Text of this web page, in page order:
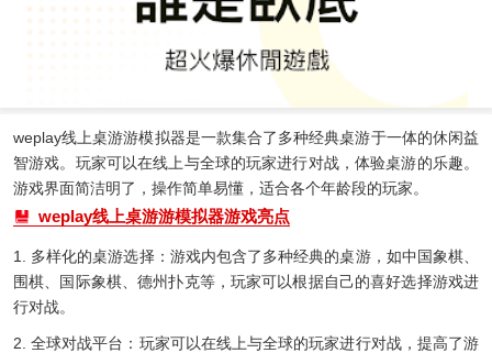
weplay线上桌游游模拟器是一款集合了多种经典桌游于一体的休闲益
智游戏。玩家可以在线上与全球的玩家进行对战，体验桌游的乐趣。
游戏界面简洁明了，操作简单易懂，适合各个年龄段的玩家。
weplay线上桌游游模拟器游戏亮点
1. 多样化的桌游选择：游戏内包含了多种经典的桌游，如中国象棋、
围棋、国际象棋、德州扑克等，玩家可以根据自己的喜好选择游戏进
行对战。
2. 全球对战平台：玩家可以在线上与全球的玩家进行对战，提高了游